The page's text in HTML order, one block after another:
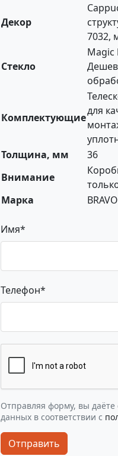
Декор
7032,
Стекло
Magic
Комплектующие
для
Толщина, мм
36
Внимание
Марка
BRAVO
Имя*
Телефон*
Отправляя форму, вы даёте
данных в соответствии с
Отправить